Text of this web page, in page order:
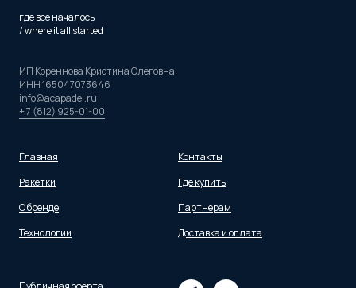
где все началось
/ where it all started
ИП Кореннова Кристина Олеговна
ИНН 165047073646
info@acapadel.ru
+ 7 (812) 925-01-00
Главная
Ракетки
О бренде
Технологии
Контакты
Где купить
Партнерам
Доставка и оплата